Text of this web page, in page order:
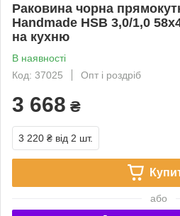
Раковина чорна
Handmade HSB 3,0/1,0
на кухню
В наявності
Код: 37025
Опт і роздріб
3 668 ₴
3 220 ₴ від 2 шт.
або